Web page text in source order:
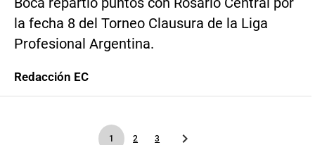
la fecha 8 del Torneo Clausura de la Liga
Profesional Argentina.
Redacción EC
1 2 3